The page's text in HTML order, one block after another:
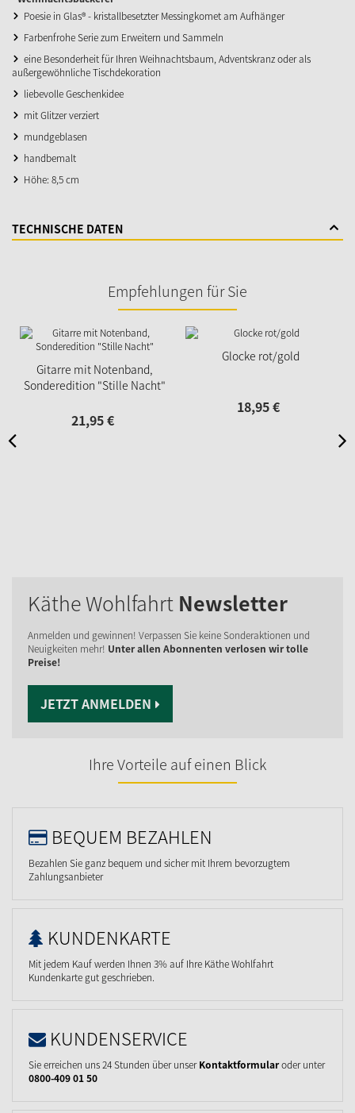
Poesie in Glas® - kristallbesetzter Messingkomet am Aufhänger
Farbenfrohe Serie zum Erweitern und Sammeln
eine Besonderheit für Ihren Weihnachtsbaum, Adventskranz oder als
außergewöhnliche Tischdekoration
liebevolle Geschenkidee
mit Glitzer verziert
mundgeblasen
handbemalt
Höhe: 8,5 cm
TECHNISCHE DATEN
Empfehlungen für Sie
Gitarre mit Notenband,
Sonderedition "Stille Nacht"
21,95€
Glocke rot/gold
18,95€
Käthe Wohlfahrt Newsletter
Anmelden und gewinnen! Verpassen Sie keine Sonderaktionen und
Neuigkeiten mehr! Unter allen Abonnenten verlosen wir tolle
Preise!
JETZT ANMELDEN
Ihre Vorteile auf einen Blick
BEQUEM BEZAHLEN
Bezahlen Sie ganz bequem und sicher mit Ihrem bevorzugtem
Zahlungsanbieter
KUNDENKARTE
Mit jedem Kauf werden Ihnen 3% auf Ihre Käthe Wohlfahrt
Kundenkarte gut geschrieben.
KUNDENSERVICE
Sie erreichen uns 24 Stunden über unserKontaktformularoder unter
0800-409 01 50